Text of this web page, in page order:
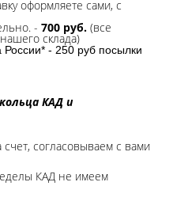
оформляете сами, с
- 700 руб. (все
склада)
- 250 руб посылки
КАД и
согласовываем с вами
КАД не имеем